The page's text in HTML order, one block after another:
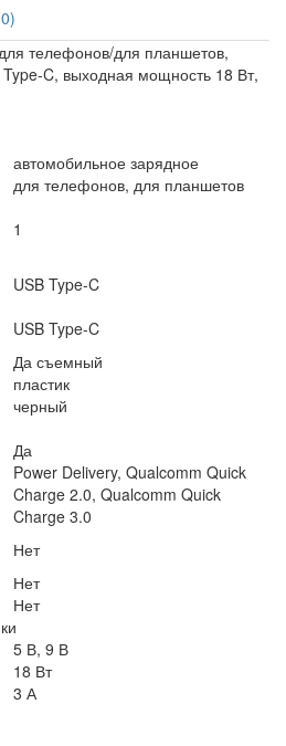
телефонов/для планшетов,
C, выходная мощность 18 Вт,
автомобильное зарядное
для телефонов, для планшетов
1
USB Type-C
USB Type-C
Да съемный
пластик
черный
Да
Power Delivery, Qualcomm Quick
Charge 2.0, Qualcomm Quick
Charge 3.0
Нет
Нет
Нет
5 В, 9 В
18 Вт
3 А